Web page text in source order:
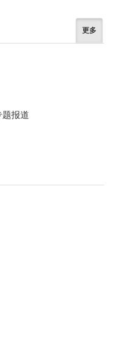
更多
题报道